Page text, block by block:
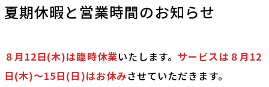
夏期休暇と営業時間のお知らせ
８月12日(木)は臨時休業いたします。 サービスは８月12
日(木)～15日(日)はお休みさせていただきます。